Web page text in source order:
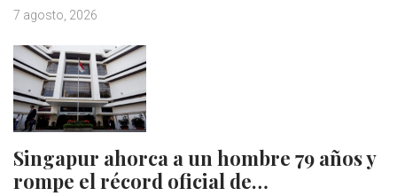
7 agosto, 2026
Singapur ahorca a un hombre 79 años y
rompe el récord oficial de…